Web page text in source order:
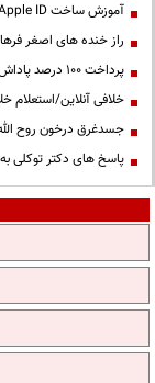
آموزش ساخت Apple ID برای کاربران ایرانی
راز خنده های اصغر
پرداخت ۱۰۰ درصد پاداش پایان خدمت فرهنگیان
خلافی آنلاین/استعلام
جسدغرق درخون روح
پاسخ های دکتر توکلی